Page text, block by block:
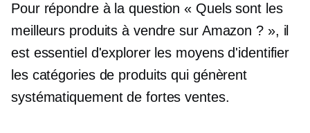
Pour répondre à la question « Quels sont les
meilleurs produits à vendre sur Amazon ? », il
est essentiel d'explorer les moyens d'identifier
les catégories de produits qui génèrent
systématiquement de fortes ventes.